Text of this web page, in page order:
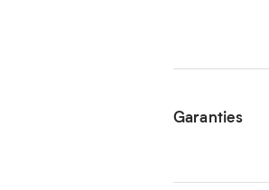
Garanties